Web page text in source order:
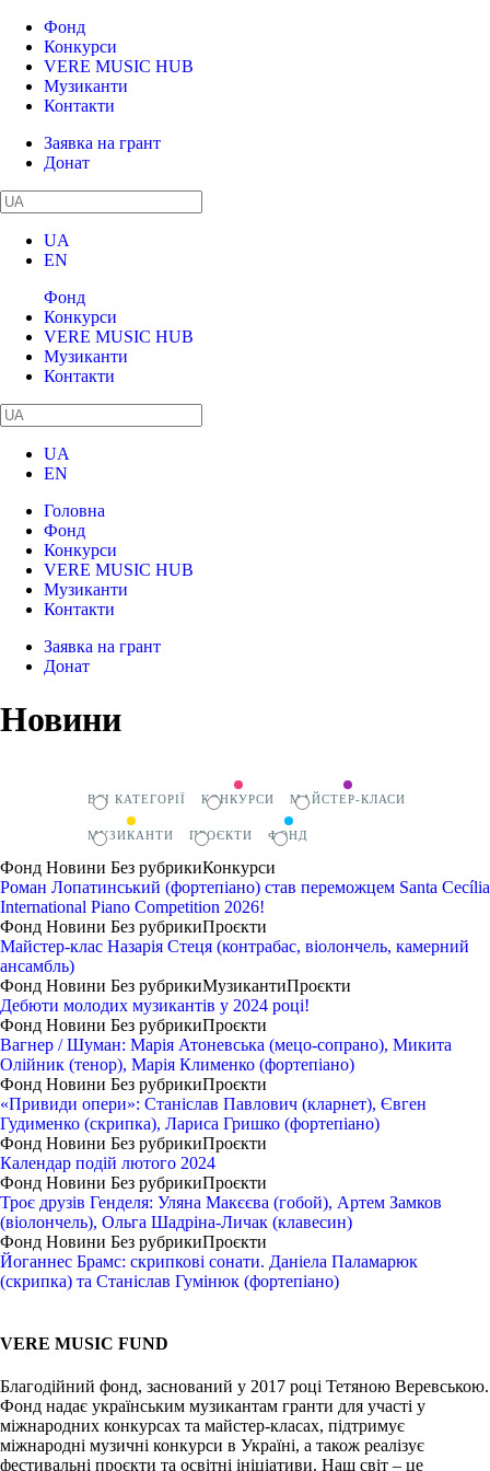
Фонд
Конкурси
VERE MUSIC HUB
Музиканти
Контакти
Заявка на грант
Донат
UA
EN
Фонд
Конкурси
VERE MUSIC HUB
Музиканти
Контакти
UA
EN
Головна
Фонд
Конкурси
VERE MUSIC HUB
Музиканти
Контакти
Заявка на грант
Донат
Новини
ВСІ КАТЕГОРІЇ КОНКУРСИ МАЙСТЕР-КЛАСИ
МУЗИКАНТИ ПРОЄКТИ ФОНД
Фонд Новини Без рубрикиКонкурси
Роман Лопатинський (фортепіано) став переможцем Santa Cecília
International Piano Competition 2026!
Фонд Новини Без рубрикиПроєкти
Майстер-клас Назарія Стеця (контрабас, віолончель, камерний
ансамбль)
Фонд Новини Без рубрикиМузикантиПроєкти
Дебюти молодих музикантів у 2024 році!
Фонд Новини Без рубрикиПроєкти
Вагнер / Шуман: Марія Атоневська (мецо-сопрано), Микита
Олійник (тенор), Марія Клименко (фортепіано)
Фонд Новини Без рубрикиПроєкти
«Привиди опери»: Станіслав Павлович (кларнет), Євген
Гудименко (скрипка), Лариса Гришко (фортепіано)
Фонд Новини Без рубрикиПроєкти
Календар подій лютого 2024
Фонд Новини Без рубрикиПроєкти
Троє друзів Генделя: Уляна Макєєва (гобой), Артем Замков
(віолончель), Ольга Шадріна-Личак (клавесин)
Фонд Новини Без рубрикиПроєкти
Йоганнес Брамс: скрипкові сонати. Даніела Паламарюк
(скрипка) та Станіслав Гумінюк (фортепіано)
VERE MUSIC FUND
Благодійний фонд, заснований у 2017 році Тетяною Веревською.
Фонд надає українським музикантам гранти для участі у
міжнародних конкурсах та майстер-класах, підтримує
міжнародні музичні конкурси в Україні, а також реалізує
фестивальні проєкти та освітні ініціативи. Наш світ – це